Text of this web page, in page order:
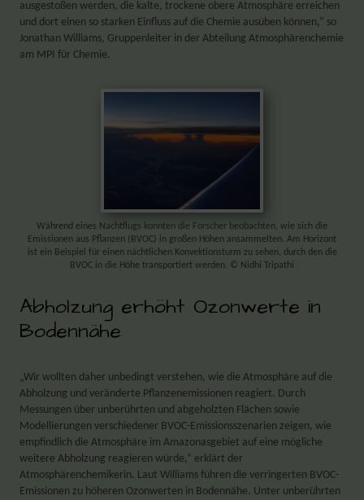
ausgestoßen werden, die kalte, trockene obere Atmosphäre erreichen
und dort einen so starken Einfluss auf die Chemie ausüben können,“ so
Jonathan Williams, Gruppenleiter in der Abteilung Atmosphärenchemie
am MPI für Chemie.
Während eines Nachtflugs konnten die Forscher beobachten, wie sich die
Emissionen aus Pflanzen (BVOC) in großen Höhen ansammelten. Am Horizont
ist ein Beispiel für einen nächtlichen Konvektionsturm zu sehen, durch den die
BVOC in die Höhe transportiert werden. © Nidhi Tripathi
Abholzung erhöht Ozonwerte in
Bodennähe
„Wir wollten daher unbedingt verstehen, wie die Atmosphäre auf die
Abholzung und veränderte Pflanzenemissionen reagiert. Durch
Messungen über unberührten und abgeholzten Flächen sowie
Modellierungen verschiedener BVOC-Emissionsszenarien zeigen, wie
empfindlich die Atmosphäre im Amazonasgebiet auf eine mögliche
weitere Abholzung reagieren würde,“ erklärt der
Atmosphärenchemikerin. Laut Williams führen die verringerten BVOC-
Emissionen zu höheren Ozonwerten in Bodennähe. Unter unberührten